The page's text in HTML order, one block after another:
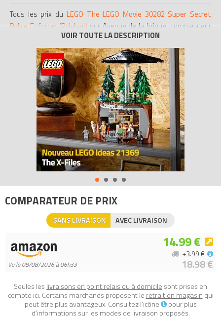
Tous les prix du LEGO The LEGO Movie 30282 Super Secret
Police Enforcer (Polybag) sur Avenue de la brique, comparateur
de prix 100% LEGO.
Codes EAN du LEGO The LEGO Movie 30282 : 5702015133975,
0673419213110.
COMPARATEUR DE PRIX
SANS LIVRAISON AVEC LIVRAISON
Vu le08/08/2026 à 06h33
14.99 €
18.98 €
+3.99 €
Seules les livraisons en point relais ou à domicile sont prises en
compte ici. Certains marchands proposent le retrait en magasin qui
peut être plus avantageux. Consultez l'icône
pour plus
d'informations sur les modes de livraison proposés.